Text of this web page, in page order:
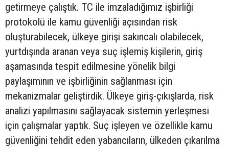
getirmeye çalıştık. TC ile imzaladığımız işbirliği
protokolü ile kamu güvenliği açısından risk
oluşturabilecek, ülkeye girişi sakıncalı olabilecek,
yurtdışında aranan veya suç işlemiş kişilerin, giriş
aşamasında tespit edilmesine yönelik bilgi
paylaşımının ve işbirliğinin sağlanması için
mekanizmalar geliştirdik. Ülkeye giriş-çıkışlarda, risk
analizi yapılmasını sağlayacak sistemin yerleşmesi
için çalışmalar yaptık. Suç işleyen ve özellikle kamu
güvenliğini tehdit eden yabancıların, ülkeden çıkarılma